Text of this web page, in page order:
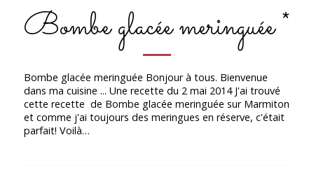
Bombe glacée meringuée *
Bombe glacée meringuée Bonjour à tous. Bienvenue
dans ma cuisine ... Une recette du 2 mai 2014 J'ai trouvé
cette recette de Bombe glacée meringuée sur Marmiton
et comme j'ai toujours des meringues en réserve, c'était
parfait! Voilà…